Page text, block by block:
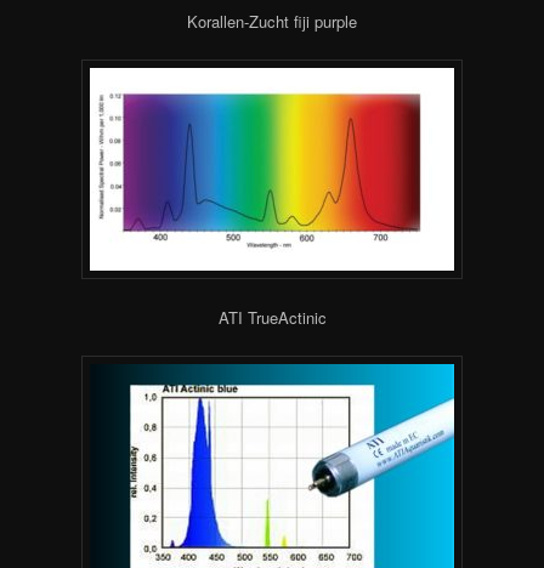
Korallen-Zucht fiji purple
ATI TrueActinic